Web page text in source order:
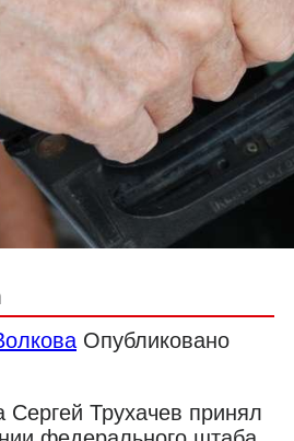
Опубликовано
Сергей Трухачев принял